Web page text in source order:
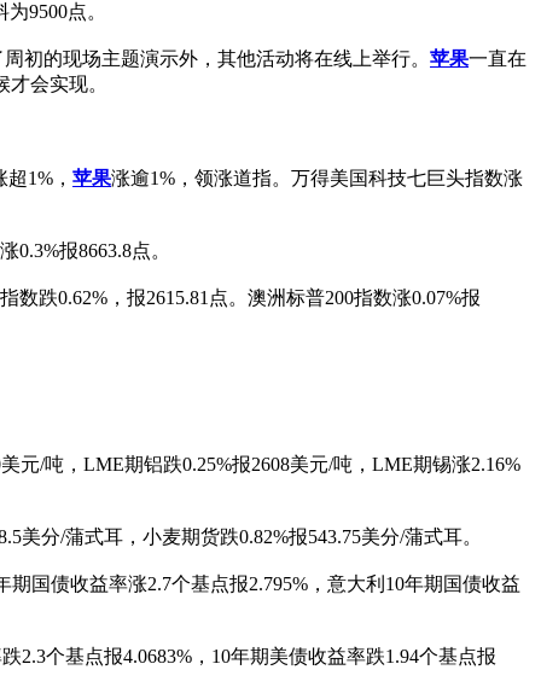
9500点。
初的现场主题演示外，其他活动将在线上举行。 苹果一直在
会实现。
1%， 苹果涨逾1%，领涨道指。万得美国科技七巨头指数涨
报8663.8点。
数跌0.62%，报2615.81点。澳洲标普200指数涨0.07%报
元/吨，LME期铝跌0.25%报2608美元/吨，LME期锡涨2.16%
分/蒲式耳，小麦期货跌0.82%报543.75美分/蒲式耳。
国债收益率涨2.7个基点报2.795%，意大利10年期国债收益
2.3个基点报4.0683%，10年期美债收益率跌1.94个基点报